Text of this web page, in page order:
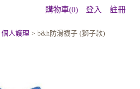
g
購物車(0) 登入 註冊
個人護理 > b&h防滑襪子 (獅子款)